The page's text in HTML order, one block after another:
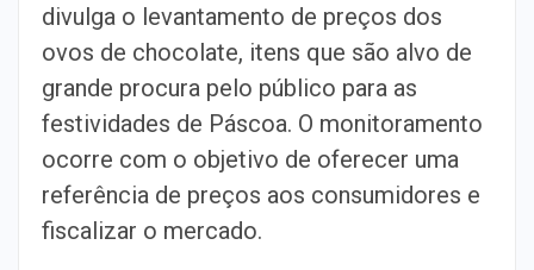
divulga o levantamento de preços dos
ovos de chocolate, itens que são alvo de
grande procura pelo público para as
festividades de Páscoa. O monitoramento
ocorre com o objetivo de oferecer uma
referência de preços aos consumidores e
fiscalizar o mercado.